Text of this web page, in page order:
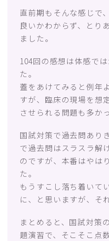
直前期もそんな感じで
良いかわからず、とり
ました。
104回の感想は体感で
た。
蓋をあけてみると例年
すが、臨床の現場を想
させられる問題も多か
国試対策で過去問あり
で過去問はスラスラ解
のですが、本番はやは
た。
もうすこし落ち着いて
に、と思いますが、そ
まとめると、国試対策
題演習で、そこそこ点